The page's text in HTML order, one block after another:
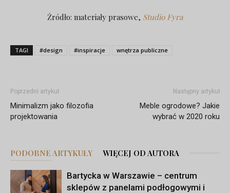
Źródło: materiały prasowe, Studio Fyra
TAGI #design #inspiracje wnętrza publiczne
Poprzedni artykuł
Minimalizm jako filozofia
projektowania
Następny artykuł
Meble ogrodowe? Jakie
wybrać w 2020 roku
PODOBNE ARTYKUŁY WIĘCEJ OD AUTORA
Bartycka w Warszawie – centrum
sklepów z panelami podłogowymi i